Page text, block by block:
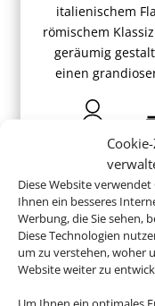
Diese Website
Ihnen ein besseres
Werbung, die Sie sehen,
Diese Technologien
um zu verstehen, woher
Website weiter zu
Um Ihnen ein optimales
italienischem
römischem
geräumig
einen